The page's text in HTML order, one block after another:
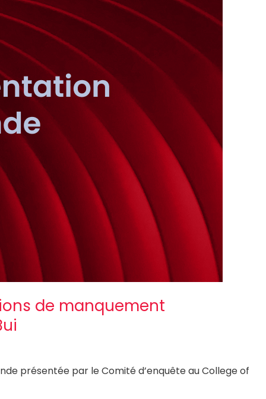
de manquement
présentée par le Comité d’enquête au College of